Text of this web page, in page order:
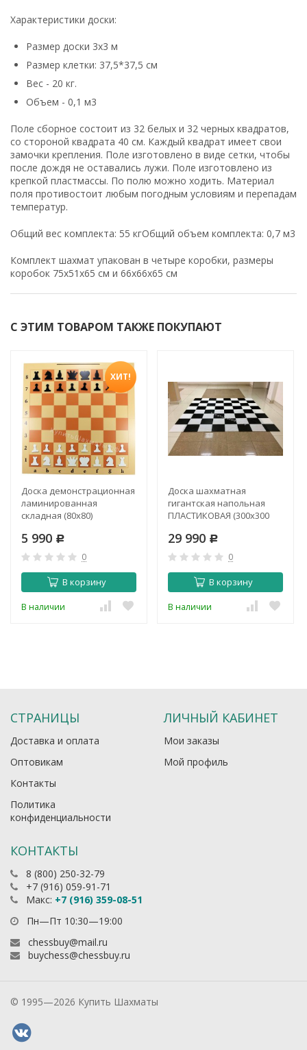
Характеристики доски:
Размер доски 3x3 м
Размер клетки: 37,5*37,5 см
Вес - 20 кг.
Объем - 0,1 м3
Поле сборное состоит из 32 белых и 32 черных квадратов,
со стороной квадрата 40 см. Каждый квадрат имеет свои
замочки крепления. Поле изготовлено в виде сетки, чтобы
после дождя не оставались лужи. Поле изготовлено из
крепкой пластмассы. По полю можно ходить. Материал
поля противостоит любым погодным условиям и перепадам
температур.
Общий вес комплекта: 55 кгОбщий объем комплекта: 0,7 м3
Комплект шахмат упакован в четыре коробки, размеры
коробок 75х51х65 см и 66х66х65 см
С ЭТИМ ТОВАРОМ ТАКЖЕ ПОКУПАЮТ
ХИТ!
Доска демонстрационная
ламинированная
складная (80x80)
5 990 Р
0
В корзину
В наличии
Доска шахматная
гигантская напольная
ПЛАСТИКОВАЯ (300x300
29 990 Р
0
В корзину
В наличии
СТРАНИЦЫ
Доставка и оплата
Оптовикам
Контакты
Политика
конфиденциальности
ЛИЧНЫЙ КАБИНЕТ
Мои заказы
Мой профиль
КОНТАКТЫ
8 (800) 250-32-79
+7 (916) 059-91-71
Макс: +7 (916) 359-08-51
Пн—Пт 10:30—19:00
chessbuy@mail.ru
buychess@chessbuy.ru
© 1995—2026 Купить Шахматы